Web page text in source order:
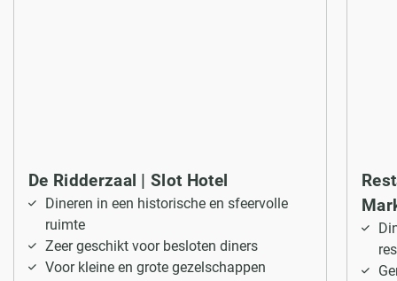
De Ridderzaal | Slot Hotel
Dineren in een historische en sfeervolle
ruimte
Zeer geschikt voor besloten diners
Voor kleine en grote gezelschappen